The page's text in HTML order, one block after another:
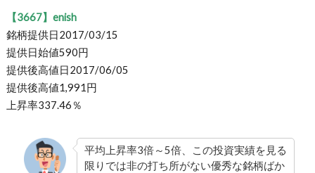
【3667】enish
銘柄提供日2017/03/15
提供日始値590円
提供後高値日2017/06/05
提供後高値1,991円
上昇率337.46％
平均上昇率3倍～5倍、この投資実績を見る
限りでは非の打ち所がない優秀な銘柄ばか